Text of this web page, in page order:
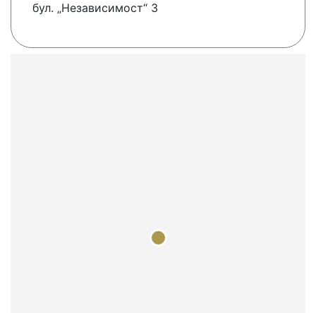
бул. „Независимост“ 3